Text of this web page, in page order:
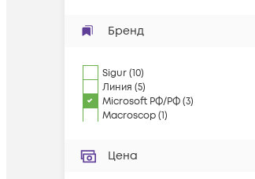
Бренд
Sigur(10)
Линия (5)
Microsoft РФ/РФ(3)
Macroscop(1)
Цена